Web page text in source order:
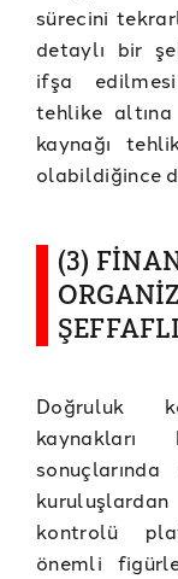
sürecini
detaylı bir
ifşa
tehlike altına
kaynağı
olabildiğince
(3)
Doğruluk
kaynakları
kontrolü
önemli